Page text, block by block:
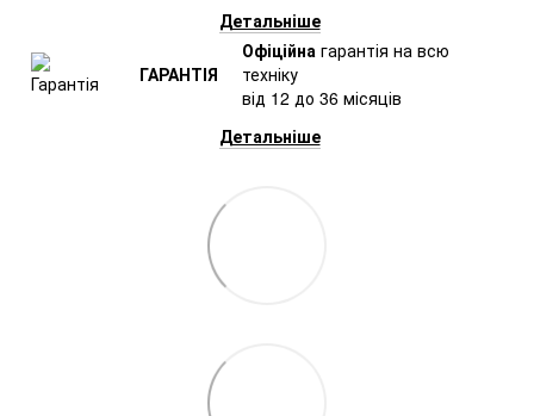
Детальніше
ГАРАНТІЯ
Офіційна гарантія на всю
техніку
від 12 до 36 місяців
Детальніше